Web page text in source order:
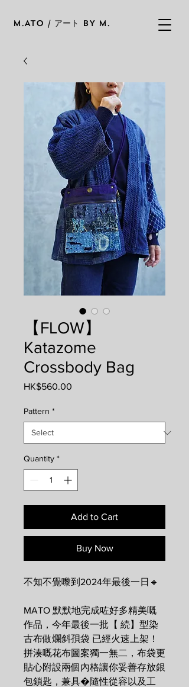
M.ATO / アート BY M.
【FLOW】
Katazome
Crossbody Bag
HK$560.00
Pattern *
Quantity *
Add to Cart
Buy Now
不知不覺嚟到2024年最後一日🔹
MATO 默默地完成咗好多精美嘅
作品，今年最後一批【 続】型染
古布做爛斜孭袋 已經火速上架！
拼湊嘅花布圖案獨一無二，布袋更
貼心附設兩個內格讓你妥善存放銀
包鎖匙，兼具�隨性從容以及工